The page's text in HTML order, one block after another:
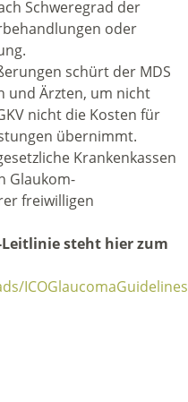
Schweregrad der
oder
schürt der MDS
und Ärzten, um nicht
nicht die Kosten für
übernimmt.
Krankenkassen
Glaukom-
freiwilligen
steht hier zum